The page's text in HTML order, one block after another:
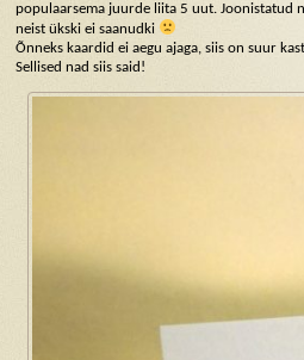
populaarsema juurde liita 5 uut. Joonistatud
neist ükski ei saanudki
Õnneks kaardid ei aegu ajaga, siis on suur
Sellised nad siis said!